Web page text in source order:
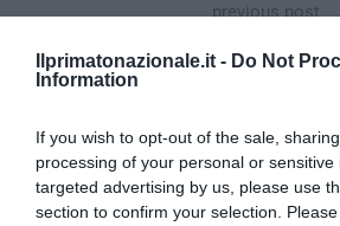
Ilprimatonazionale.it - Do Not
Information
If you wish to opt-out of the sale,
processing of your personal or
targeted advertising by us, please use
section to confirm your selection.
previous post
Così è cambiato il modo di drogarsi.
terribile caso di
L’ammiraglio De Felice rimette in riga
clandestini: “Fermate la nave